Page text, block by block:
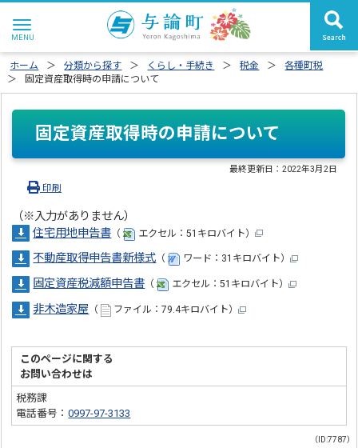
ホーム 分類から探す くらし・手続き 税金
各種町税
固定資産取得時の申請について
固定資産取得時の申請について
最終更新日：2022年3月2日
印刷
（※入力がありません）
住宅用地申告書 （ エクセル：51キロバイト）
不動産取得申告書新様式 （ ワード：31キロバイト）
固定資産税減額申告書 （ エクセル：51キロバイト）
非木造家屋 （ ファイル：79.4キロバイト）
このページに関する
お問い合わせは
税務課
電話番号：0997-97-3133
（ID:7787）